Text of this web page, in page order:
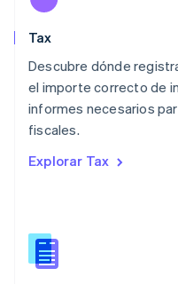
Tax
Descubre dónde
el importe correcto de
informes necesarios
fiscales.
Explorar Tax
Malasia
English
México
Español
Noruega
English
Nueva Zelandia
English
English
Portugal